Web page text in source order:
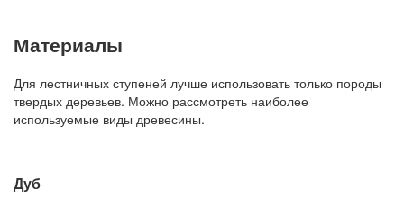
Материалы
Для лестничных ступеней лучше использовать только породы
твердых деревьев. Можно рассмотреть наиболее
используемые виды древесины.
Дуб